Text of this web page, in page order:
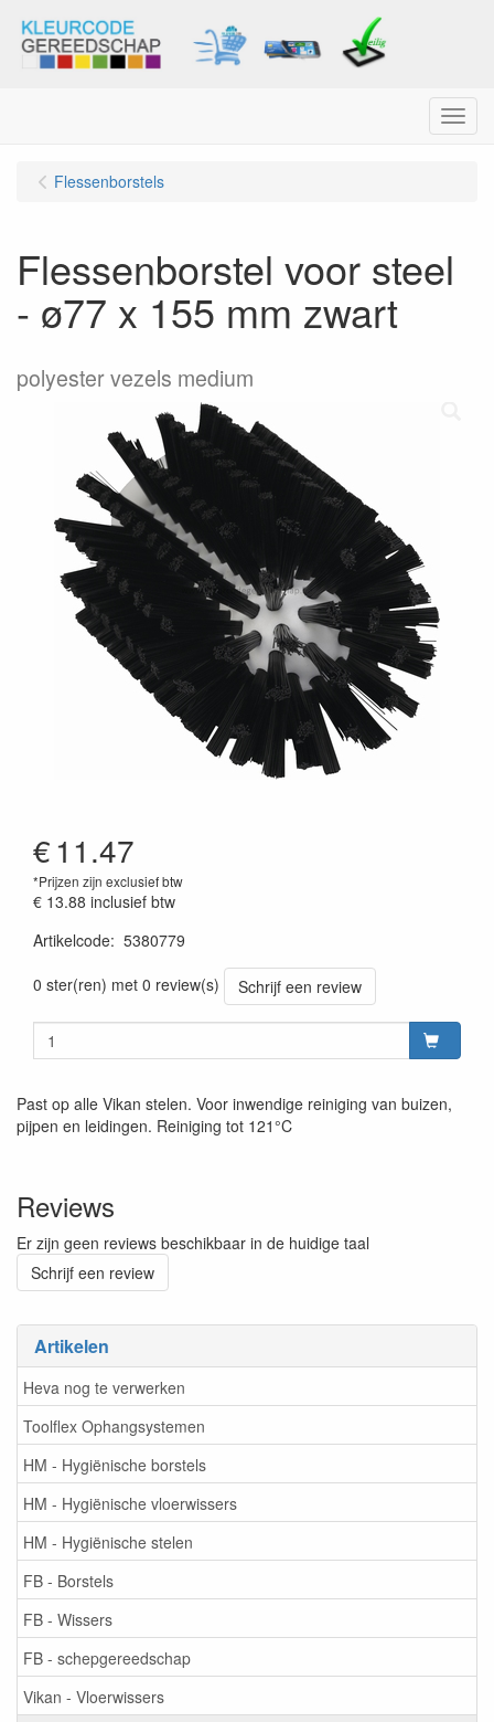
Menu
Artikelen
Heva nog te verwerken
Toolflex Ophangsystemen
HM - Hygiënische borstels
HM - Hygiënische vloerwissers
HM - Hygiënische stelen
FB - Borstels
FB - Wissers
FB - schepgereedschap
Vikan - Vloerwissers
Flessenborstels
Flessenborstel voor steel
- ø77 x 155 mm zwart
polyester vezels medium
€11.47
*Prijzen zijn exclusief btw
€ 13.88 inclusief btw
Artikelcode: 5380779
0 ster(ren) met 0 review(s)
Schrijf een review
Past op alle Vikan stelen. Voor inwendige reiniging van buizen,
pijpen en leidingen. Reiniging tot 121°C
Reviews
Er zijn geen reviews beschikbaar in de huidige taal
Schrijf een review